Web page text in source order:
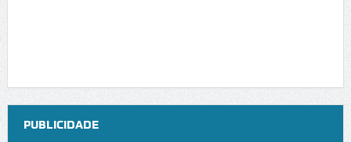
PUBLICIDADE